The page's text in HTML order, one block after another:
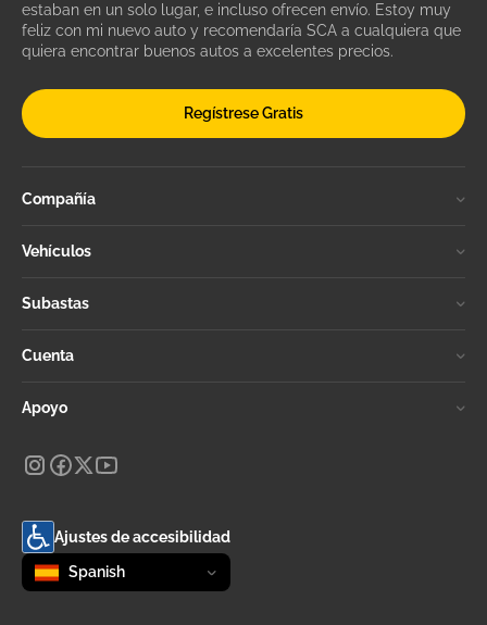
estaban en un solo lugar, e incluso ofrecen envío. Estoy muy
feliz con mi nuevo auto y recomendaría SCA a cualquiera que
quiera encontrar buenos autos a excelentes precios.
Regístrese Gratis
Compañía
Vehículos
Subastas
Cuenta
Apoyo
Ajustes de accesibilidad
Change language
selected
Spanish